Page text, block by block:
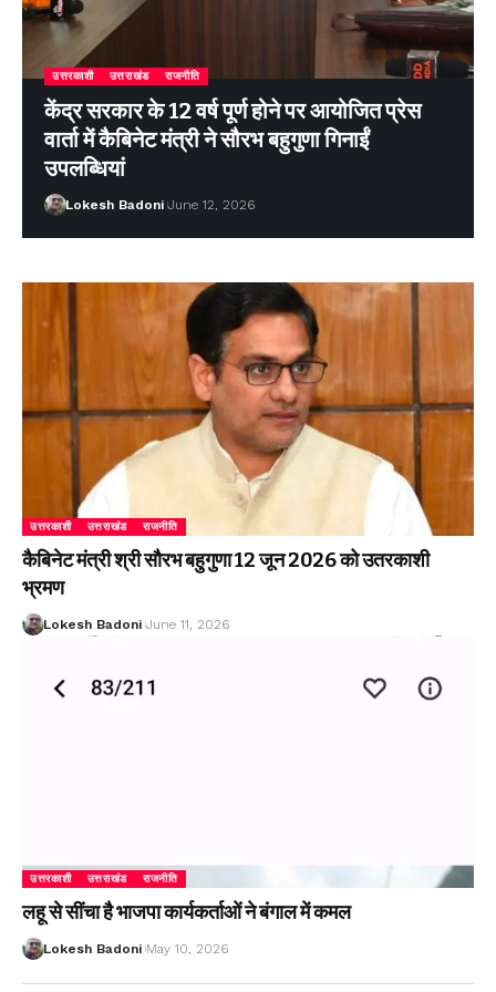
उत्तरकाशी उत्तराखंड राजनीति
केंद्र सरकार के 12 वर्ष पूर्ण होने पर आयोजित प्रेस
वार्ता में कैबिनेट मंत्री ने सौरभ बहुगुणा गिनाईं
उपलब्धियां
Lokesh Badoni June 12, 2026
उत्तरकाशी उत्तराखंड राजनीति
कैबिनेट मंत्री श्री सौरभ बहुगुणा 12 जून 2026 को उतरकाशी
भ्रमण
Lokesh Badoni June 11, 2026
उत्तरकाशी उत्तराखंड राजनीति
लहू से सींचा है भाजपा कार्यकर्ताओं ने बंगाल में कमल
Lokesh Badoni May 10, 2026